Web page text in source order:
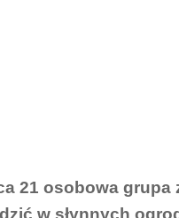
21 osobowa grupa